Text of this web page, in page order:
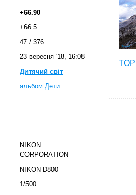
+66.90
+66.5
47 / 376
23 вересня '18, 16:08
Дитячий світ
альбом Дети
NIKON
CORPORATION
NIKON D800
1/500